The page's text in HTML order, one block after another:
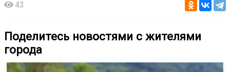
43
Поделитесь новостями с жителями
города